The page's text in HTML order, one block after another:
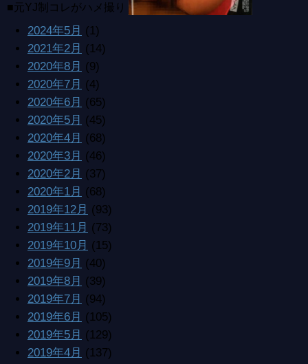
■元YJ制コレがハメ撮り
2024年5月 (1)
2021年2月 (14)
2020年8月 (9)
2020年7月 (4)
2020年6月 (65)
2020年5月 (45)
2020年4月 (68)
2020年3月 (46)
2020年2月 (37)
2020年1月 (68)
2019年12月 (93)
2019年11月 (73)
2019年10月 (15)
2019年9月 (40)
2019年8月 (39)
2019年7月 (94)
2019年6月 (105)
2019年5月 (129)
2019年4月 (137)